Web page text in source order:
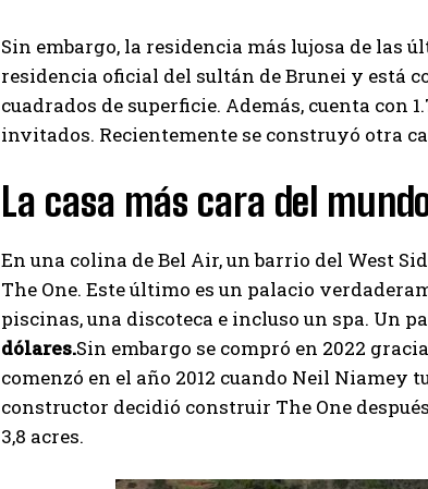
I WANT IN
Izer
Sin embargo, la residencia más lujosa de las
residencia oficial del sultán de Brunei y está
cuadrados de superficie. Además, cuenta con
invitados. Recientemente se construyó otra
La casa más cara del
En una colina de Bel Air, un barrio del West
The One. Este último es un palacio
piscinas, una discoteca e incluso un spa. Un
dólares.Sin embargo se compró en 2022
comenzó en el año 2012 cuando Neil Niamey
constructor decidió construir The One
3,8 acres.